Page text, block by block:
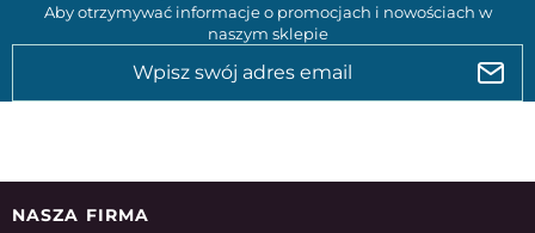
Aby otrzymywać informacje o promocjach i nowościach w
naszym sklepie
NASZA FIRMA